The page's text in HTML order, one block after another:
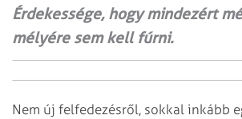
Érdekessége, hogy mindezért
mélyére sem kell fúrni.
Nem új felfedezésről, sokkal inkább